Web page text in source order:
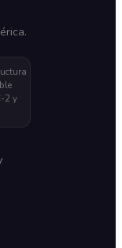
2 y